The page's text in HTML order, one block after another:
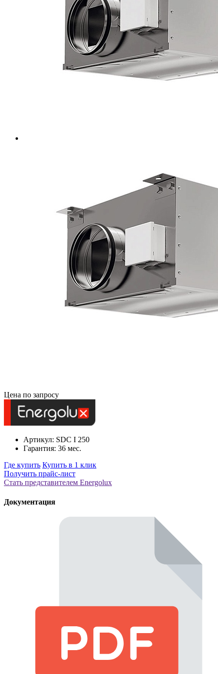
Цена по запросу
Артикул: SDC I 250
Гарантия: 36 мес.
Где купить Купить в 1 клик
Получить прайс-лист
Стать представителем Еnergolux
Документация